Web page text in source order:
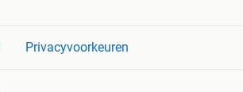
Privacyvoorkeuren